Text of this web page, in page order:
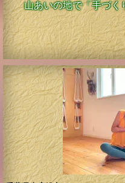
山あいの地で「手づく